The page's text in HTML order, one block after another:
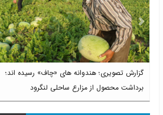
گزارش تصویری؛ هندوانه های «چاف» رسیده اند؛
برداشت محصول از مزارع ساحلی لنگرود
Next